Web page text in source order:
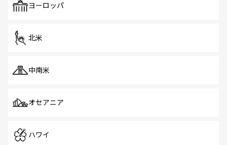
で、ホーカーズは地元の風情を楽しめる外せないスポット
ヨーロッパ
北米
中南米
オセアニア
ハワイ